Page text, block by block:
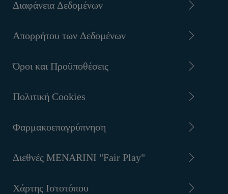
Διαφάνεια Δεδομένων
Απορρήτου των Δεδομένων
Όροι και Προϋποθέσεις
Πολιτική Cookies
Φαρμακοεπαγρύπνηση
Διεθνές MENARINI "Fair Play"
Χάρτης Ιστοτόπου